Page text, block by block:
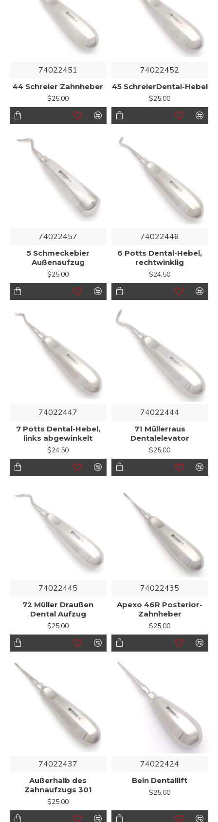
74022451
44 Schreier Zahnheber
$25,00
74022452
45 SchreierDental-Hebel
$25,00
74022457
5 Schmeckebier
Außenaufzug
$25,00
74022446
6 Potts Dental-Hebel,
rechtwinklig
$24,50
74022447
7 Potts Dental-Hebel,
links abgewinkelt
$24,50
74022444
71 Müllerraus
Dentalelevator
$25,00
74022445
72 Müller Draußen
Dental Aufzug
$25,00
74022435
Apexo 46R Posterior-
Zahnheber
$25,00
74022437
Außerhalb des
Zahnaufzugs 301
$25,00
74022424
Bein Dentallift
$25,00